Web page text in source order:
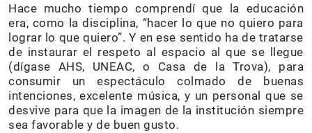
Hace mucho tiempo comprendí que la educación
era, como la disciplina, “hacer lo que no quiero para
lograr lo que quiero”. Y en ese sentido ha de tratarse
de instaurar el respeto al espacio al que se llegue
(dígase AHS, UNEAC, o Casa de la Trova), para
consumir un espectáculo colmado de buenas
intenciones, excelente música, y un personal que se
desvive para que la imagen de la institución siempre
sea favorable y de buen gusto.